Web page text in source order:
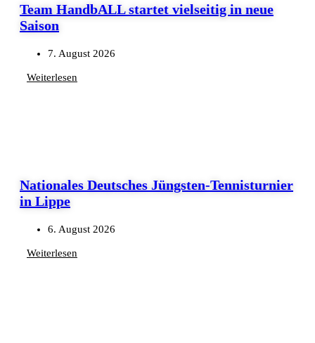
Team HandbALL startet vielseitig in neue
Saison
7. August 2026
Weiterlesen
Nationales Deutsches Jüngsten-Tennisturnier
in Lippe
6. August 2026
Weiterlesen